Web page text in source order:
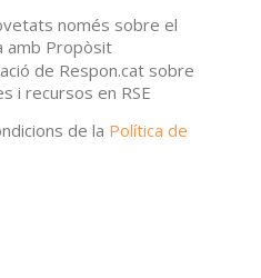
només sobre el
amb Propòsit
de Respon.cat sobre
i recursos en RSE
de la Política de